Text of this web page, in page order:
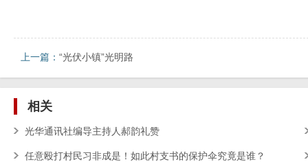
上一篇： “光伏小镇”光明路
相关
光华通讯社编导主持人郝韵礼赞
任意殴打村民习非成是！如此村支书的保护伞究竟是谁？